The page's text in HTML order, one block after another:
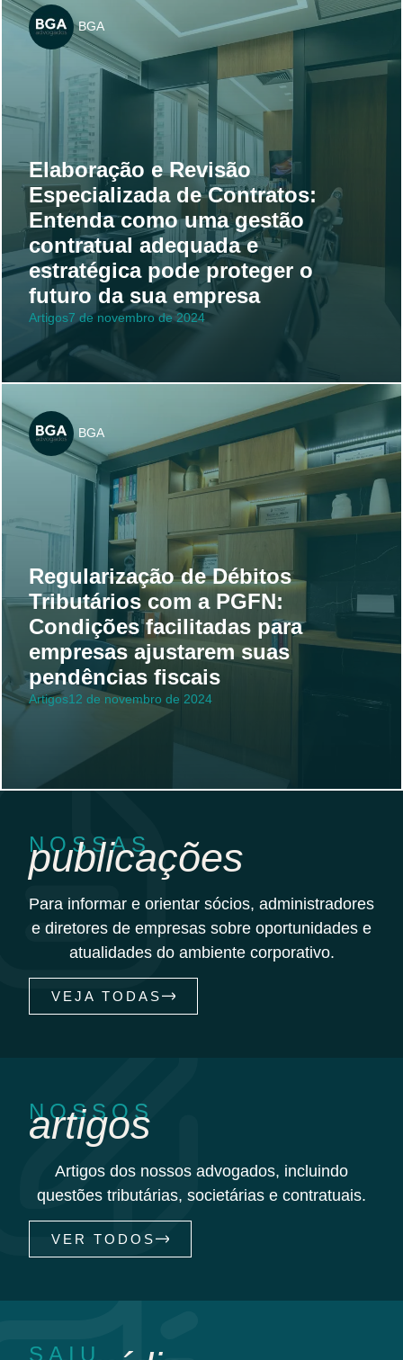
BGA
Elaboração e Revisão
Especializada de Contratos:
Entenda como uma gestão
contratual adequada e
estratégica pode proteger o
futuro da sua empresa
Artigos7 de novembro de 2024
BGA
Regularização de Débitos
Tributários com a PGFN:
Condições facilitadas para
empresas ajustarem suas
pendências fiscais
Artigos12 de novembro de 2024
NOSSAS
publicações
Para informar e orientar sócios, administradores
e diretores de empresas sobre oportunidades e
atualidades do ambiente corporativo.
VEJA TODAS
NOSSOS
artigos
Artigos dos nossos advogados, incluindo
questões tributárias, societárias e contratuais.
VER TODOS
SAIU